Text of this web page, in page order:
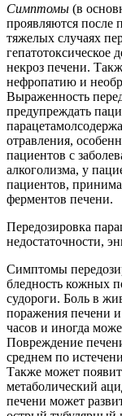
Симптомы (в
проявляются после
тяжелых случаях
гепатотоксическое
некроз печени.
нефропатию и
Выраженность
предупреждать
отравления,
пациентов с
алкоголизма, у
пациентов,
ферментов печени.
Передозировка
недостаточности,
Симптомы
бледность кожных
судороги. Боль в
поражения печени
часов и иногда
Повреждение
среднем по
Также может
метаболический
печени может